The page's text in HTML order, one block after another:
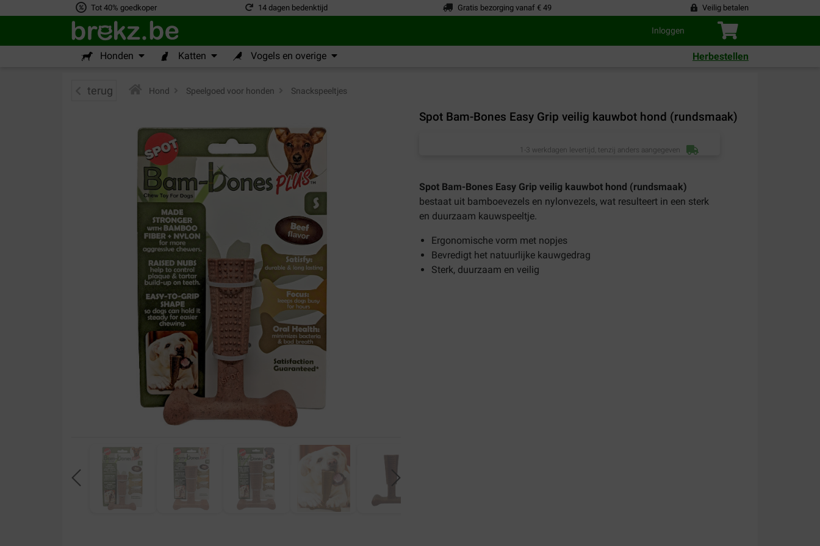
Tot 40% goedkoper 14 dagen bedenktijd Gratis bezorging vanaf € 49 Veilig betalen
Inloggen
Honden Katten Vogels en overige Herbestellen
terug Hond Speelgoed voor honden Snackspeeltjes
Spot Bam-Bones Easy Grip veilig kauwbot hond (rundsmaak)
1-3 werkdagen levertijd, tenzij anders aangegeven
Spot Bam-Bones Easy Grip veilig kauwbot hond (rundsmaak)
bestaat uit bamboevezels en nylonvezels, wat resulteert in een sterk
en duurzaam kauwspeeltje.
Ergonomische vorm met nopjes
Bevredigt het natuurlijke kauwgedrag
Sterk, duurzaam en veilig